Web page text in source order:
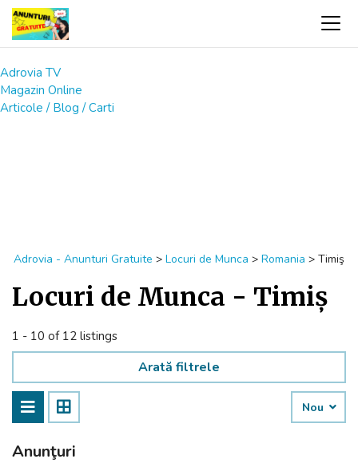
Adrovia TV
Magazin Online
Articole / Blog / Carti
Adrovia - Anunturi Gratuite > Locuri de Munca > Romania > Timiş
Locuri de Munca - Timiş
1 - 10 of 12 listings
Arată filtrele
Nou
Anunţuri